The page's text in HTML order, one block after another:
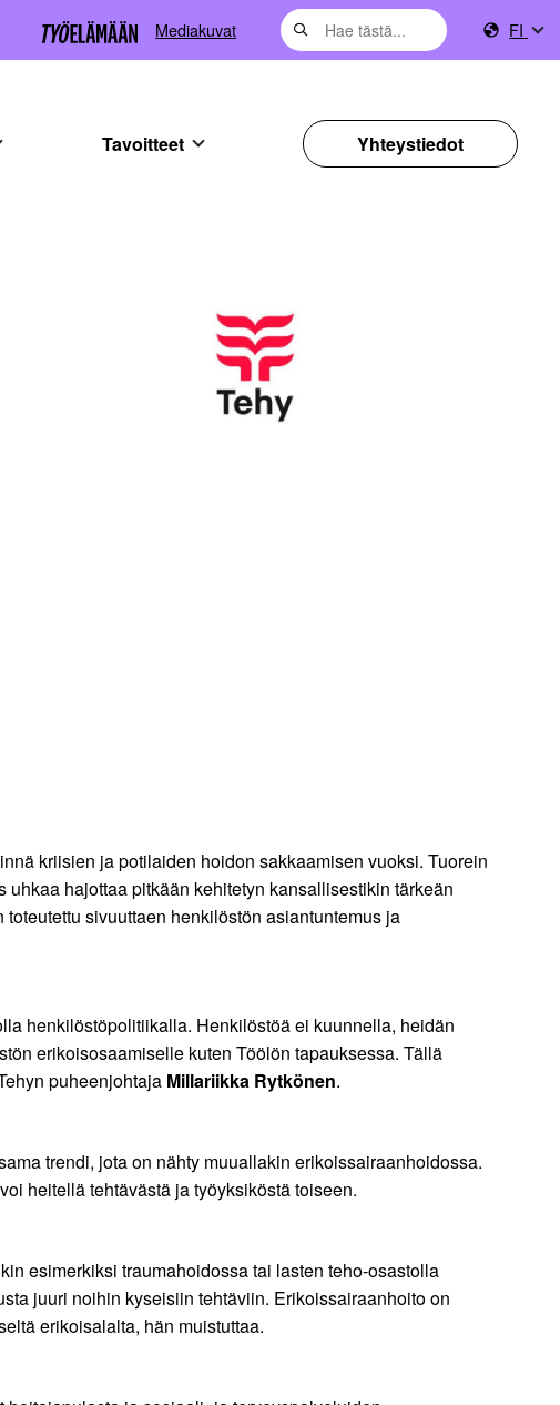
Mediakuvat FI
Tavoitteet Yhteystiedot
kriisien ja potilaiden hoidon sakkaamisen vuoksi. Tuorein
hajottaa pitkään kehitetyn kansallisestikin tärkeän
sivuuttaen henkilöstön asiantuntemus ja
henkilöstöpolitiikalla. Henkilöstöä ei kuunnella, heidän
erikoisosaamiselle kuten Töölön tapauksessa. Tällä
puheenjohtaja Millariikka Rytkönen.
trendi, jota on nähty muuallakin erikoissairaanhoidossa.
heitellä tehtävästä ja työyksiköstä toiseen.
esimerkiksi traumahoidossa tai lasten teho-osastolla
juuri noihin kyseisiin tehtäviin. Erikoissairaanhoito on
erikoisalalta, hän muistuttaa.